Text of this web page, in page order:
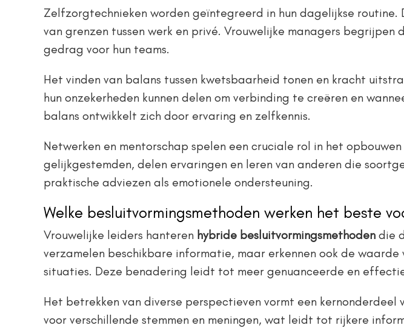
Zelfzorgtechnieken worden geïntegreerd in hun dagelijkse
van grenzen tussen werk en privé. Vrouwelijke managers
gedrag voor hun teams.
Het vinden van balans tussen kwetsbaarheid tonen en kracht
hun onzekerheden kunnen delen om verbinding te creëren en
balans ontwikkelt zich door ervaring en zelfkennis.
Netwerken en mentorschap spelen een cruciale rol in het
gelijkgestemden, delen ervaringen en leren van anderen die
praktische adviezen als emotionele ondersteuning.
Welke besluitvormingsmethoden werken het beste
Vrouwelijke leiders hanteren hybride besluitvormingsmethoden die
verzamelen beschikbare informatie, maar erkennen ook de
situaties. Deze benadering leidt tot meer genuanceerde en
Het betrekken van diverse perspectieven vormt een
voor verschillende stemmen en meningen, wat leidt tot rijkere